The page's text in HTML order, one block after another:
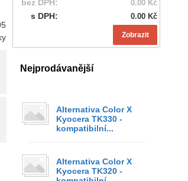
bez DPH:
0.00 Kč
s DPH: 0.00 Kč
Zobrazit
Nejprodávanější
Alternativa Color X
Kyocera TK330 -
kompatibilní...
Alternativa Color X
Kyocera TK320 -